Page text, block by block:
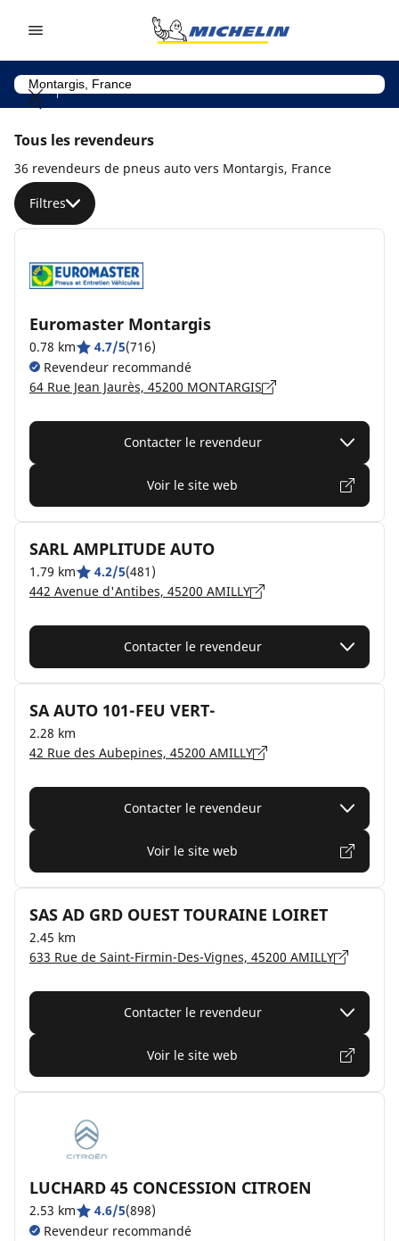
Tous les revendeurs
36 revendeurs de pneus auto vers Montargis, France
Filtres
Euromaster Montargis
0.78 km 4.7/5(716)
Revendeur recommandé
64 Rue Jean Jaurès, 45200 MONTARGIS
Contacter le revendeur
Voir le site web
SARL AMPLITUDE AUTO
1.79 km 4.2/5(481)
442 Avenue d'Antibes, 45200 AMILLY
Contacter le revendeur
SA AUTO 101-FEU VERT-
2.28 km
42 Rue des Aubepines, 45200 AMILLY
Contacter le revendeur
Voir le site web
SAS AD GRD OUEST TOURAINE LOIRET
2.45 km
633 Rue de Saint-Firmin-Des-Vignes, 45200 AMILLY
Contacter le revendeur
Voir le site web
LUCHARD 45 CONCESSION CITROEN
2.53 km 4.6/5(898)
Revendeur recommandé